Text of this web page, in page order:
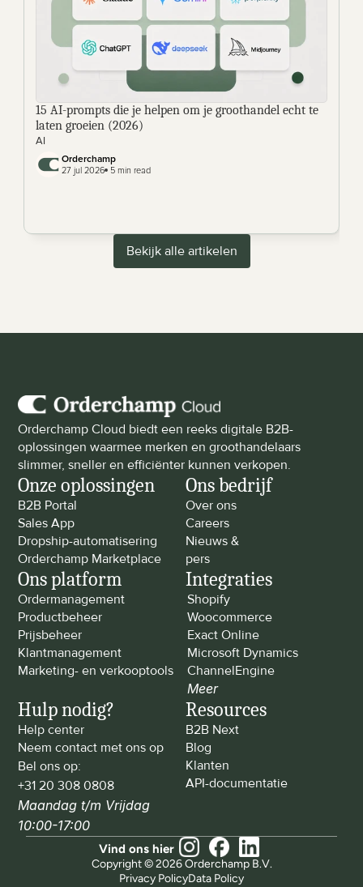
15 AI-prompts die je helpen om je groothandel echt te
laten groeien (2026)
AI
Orderchamp
27 jul 2026 5 min read
Bekijk alle artikelen
Orderchamp Cloud biedt een reeks digitale B2B-
oplossingen waarmee merken en groothandelaars
slimmer, sneller en efficiënter kunnen verkopen.
Onze oplossingen
B2B Portal
Sales App
Dropship-automatisering
Orderchamp Marketplace
Ons bedrijf
Over ons
Careers
Nieuws &
pers
Ons platform
Ordermanagement
Productbeheer
Prijsbeheer
Klantmanagement
Marketing- en verkooptools
Integraties
Shopify
Woocommerce
Exact Online
Microsoft Dynamics
ChannelEngine
Meer
Hulp nodig?
Help center
Neem contact met ons op
Bel ons op:
+31 20 308 0808
Maandag t/m Vrijdag
10:00-17:00
Resources
B2B Next
Blog
Klanten
API-documentatie
Copyright © 2026 Orderchamp B.V.
Privacy PolicyData Policy
Vind ons hier